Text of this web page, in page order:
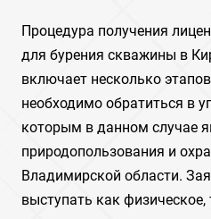
Процедура получения
для бурения скважины в
включает несколько
необходимо обратиться в
которым в данном случае
природопользования и
Владимирской области.
выступать как